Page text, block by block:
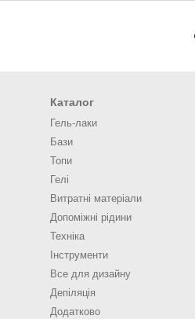
Каталог
Гель-лаки
Бази
Топи
Гелі
Витратні матеріали
Допоміжні рідини
Техніка
Інструменти
Все для дизайну
Депіляція
Додатково